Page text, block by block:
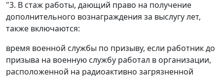
"3. В стаж работы, дающий право на получение
дополнительного вознаграждения за выслугу лет,
также включаются:
время военной службы по призыву, если работник до
призыва на военную службу работал в организации,
расположенной на радиоактивно загрязненной